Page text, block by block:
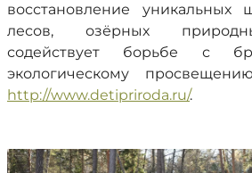
восстановление уникальных
лесов, озёрных
содействует борьбе с
экологическому
http://www.detipriroda.ru/.